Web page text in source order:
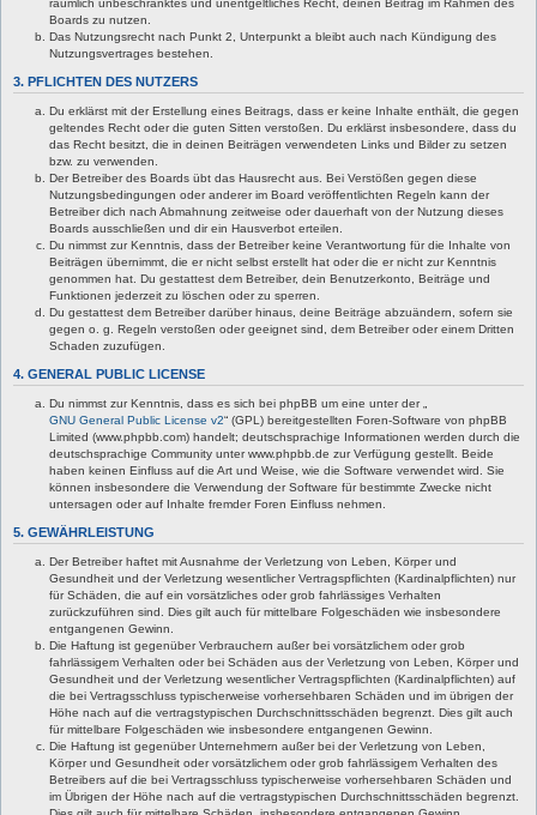
räumlich unbeschränktes und unentgeltliches Recht, deinen Beitrag im Rahmen des
Boards zu nutzen.
Das Nutzungsrecht nach Punkt 2, Unterpunkt a bleibt auch nach Kündigung des
Nutzungsvertrages bestehen.
3. PFLICHTEN DES NUTZERS
Du erklärst mit der Erstellung eines Beitrags, dass er keine Inhalte enthält, die gegen
geltendes Recht oder die guten Sitten verstoßen. Du erklärst insbesondere, dass du
das Recht besitzt, die in deinen Beiträgen verwendeten Links und Bilder zu setzen
bzw. zu verwenden.
Der Betreiber des Boards übt das Hausrecht aus. Bei Verstößen gegen diese
Nutzungsbedingungen oder anderer im Board veröffentlichten Regeln kann der
Betreiber dich nach Abmahnung zeitweise oder dauerhaft von der Nutzung dieses
Boards ausschließen und dir ein Hausverbot erteilen.
Du nimmst zur Kenntnis, dass der Betreiber keine Verantwortung für die Inhalte von
Beiträgen übernimmt, die er nicht selbst erstellt hat oder die er nicht zur Kenntnis
genommen hat. Du gestattest dem Betreiber, dein Benutzerkonto, Beiträge und
Funktionen jederzeit zu löschen oder zu sperren.
Du gestattest dem Betreiber darüber hinaus, deine Beiträge abzuändern, sofern sie
gegen o. g. Regeln verstoßen oder geeignet sind, dem Betreiber oder einem Dritten
Schaden zuzufügen.
4. GENERAL PUBLIC LICENSE
Du nimmst zur Kenntnis, dass es sich bei phpBB um eine unter der „
GNU General Public License v2“ (GPL) bereitgestellten Foren-Software von phpBB
Limited (www.phpbb.com) handelt; deutschsprachige Informationen werden durch die
deutschsprachige Community unter www.phpbb.de zur Verfügung gestellt. Beide
haben keinen Einfluss auf die Art und Weise, wie die Software verwendet wird. Sie
können insbesondere die Verwendung der Software für bestimmte Zwecke nicht
untersagen oder auf Inhalte fremder Foren Einfluss nehmen.
5. GEWÄHRLEISTUNG
Der Betreiber haftet mit Ausnahme der Verletzung von Leben, Körper und
Gesundheit und der Verletzung wesentlicher Vertragspflichten (Kardinalpflichten) nur
für Schäden, die auf ein vorsätzliches oder grob fahrlässiges Verhalten
zurückzuführen sind. Dies gilt auch für mittelbare Folgeschäden wie insbesondere
entgangenen Gewinn.
Die Haftung ist gegenüber Verbrauchern außer bei vorsätzlichem oder grob
fahrlässigem Verhalten oder bei Schäden aus der Verletzung von Leben, Körper und
Gesundheit und der Verletzung wesentlicher Vertragspflichten (Kardinalpflichten) auf
die bei Vertragsschluss typischerweise vorhersehbaren Schäden und im übrigen der
Höhe nach auf die vertragstypischen Durchschnittsschäden begrenzt. Dies gilt auch
für mittelbare Folgeschäden wie insbesondere entgangenen Gewinn.
Die Haftung ist gegenüber Unternehmern außer bei der Verletzung von Leben,
Körper und Gesundheit oder vorsätzlichem oder grob fahrlässigem Verhalten des
Betreibers auf die bei Vertragsschluss typischerweise vorhersehbaren Schäden und
im Übrigen der Höhe nach auf die vertragstypischen Durchschnittsschäden begrenzt.